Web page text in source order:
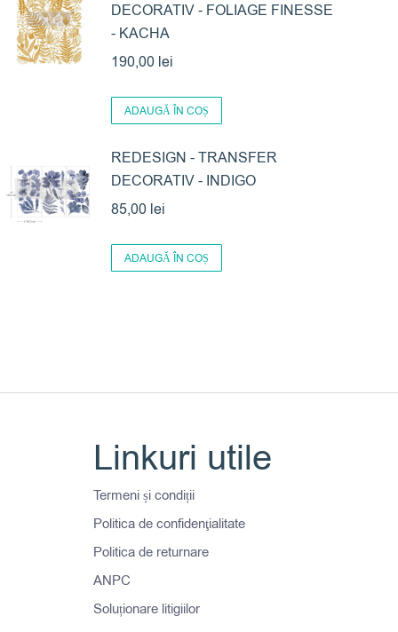
DECORATIV - FOLIAGE FINESSE
- KACHA
190,00 lei
ADAUGĂ ÎN COȘ
REDESIGN - TRANSFER
DECORATIV - INDIGO
85,00 lei
ADAUGĂ ÎN COȘ
Linkuri utile
Termeni și condiții
Politica de confidenţialitate
Politica de returnare
ANPC
Soluționare litigiilor